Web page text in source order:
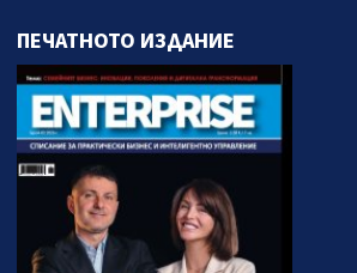
ПЕЧАТНОТО ИЗДАНИЕ